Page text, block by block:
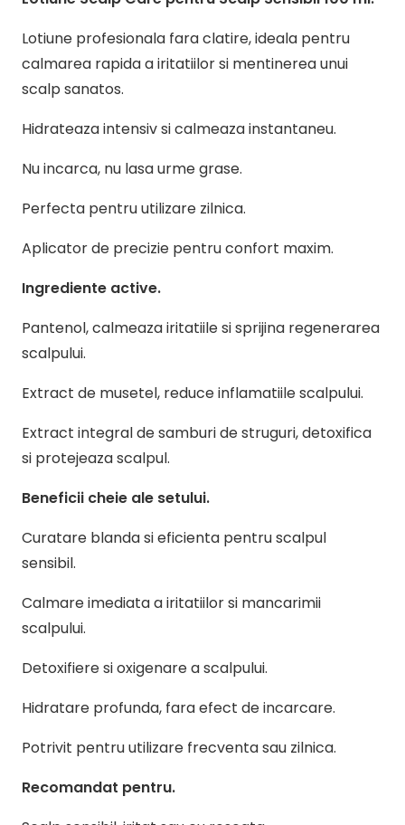
Lotiune profesionala fara clatire, ideala pentru
calmarea rapida a iritatiilor si mentinerea unui
scalp sanatos.
Hidrateaza intensiv si calmeaza instantaneu.
Nu incarca, nu lasa urme grase.
Perfecta pentru utilizare zilnica.
Aplicator de precizie pentru confort maxim.
Ingrediente active.
Pantenol, calmeaza iritatiile si sprijina regenerarea
scalpului.
Extract de musetel, reduce inflamatiile scalpului.
Extract integral de samburi de struguri, detoxifica
si protejeaza scalpul.
Beneficii cheie ale setului.
Curatare blanda si eficienta pentru scalpul
sensibil.
Calmare imediata a iritatiilor si mancarimii
scalpului.
Detoxifiere si oxigenare a scalpului.
Hidratare profunda, fara efect de incarcare.
Potrivit pentru utilizare frecventa sau zilnica.
Recomandat pentru.